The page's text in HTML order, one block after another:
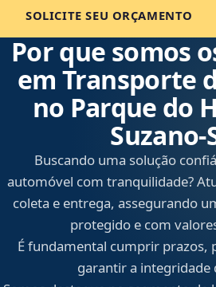
SOLICITE SEU ORÇAMENTO
Por que somos
em Transporte
no Parque do
Buscando uma solução
automóvel com tranquilidade?
coleta e entrega, assegurando
protegido e com
É fundamental cumprir prazos,
garantir a integridade